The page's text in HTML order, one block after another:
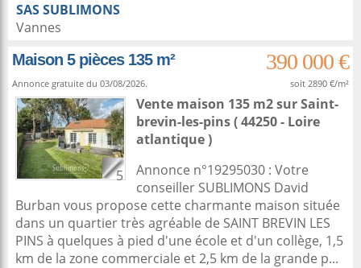
SAS SUBLIMONS
Vannes
Maison 5 pièces 135 m²
390 000 €
Annonce gratuite du 03/08/2026. soit 2890 €/m²
5
Vente maison 135 m2surSaint-
brevin-les-pins( 44250 - Loire
atlantique )
Annonce n°19295030 : Votre
conseiller SUBLIMONS David
Burban vous propose cette charmante maison située
dans un quartier très agréable de SAINT BREVIN LES
PINS à quelques à pied d'une école et d'un collège, 1,5
km de la zone commerciale et 2,5 km de la grande p...